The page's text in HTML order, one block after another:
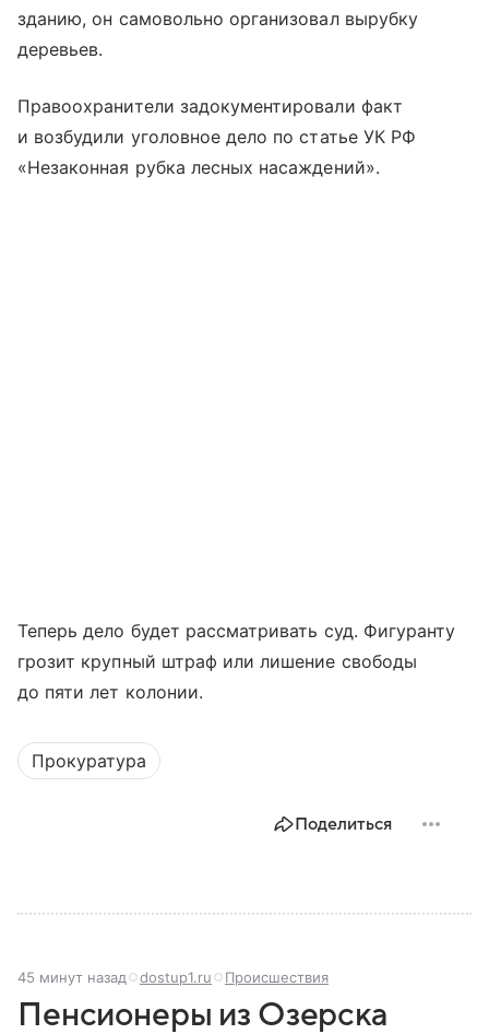
зданию, он самовольно организовал вырубку
деревьев.
Правоохранители задокументировали факт
и возбудили уголовное дело по статье УК РФ
«Незаконная рубка лесных насаждений».
Теперь дело будет рассматривать суд. Фигуранту
грозит крупный штраф или лишение свободы
до пяти лет колонии.
Прокуратура
Поделиться
45 минут назад dostup1.ru Происшествия
Пенсионеры из Озерска